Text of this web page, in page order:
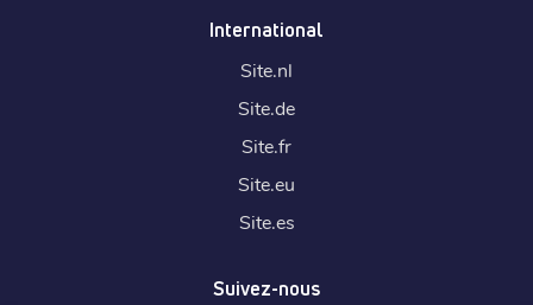
International
Site.nl
Site.de
Site.fr
Site.eu
Site.es
Suivez-nous